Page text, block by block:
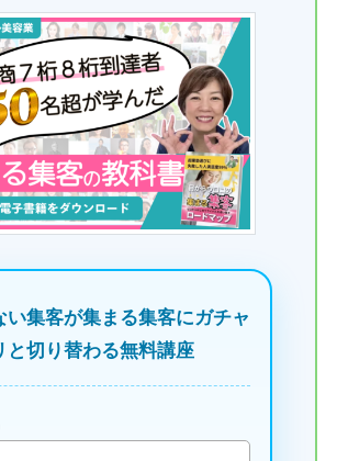
い集客が集まる集客にガチャ
と切り替わる無料講座